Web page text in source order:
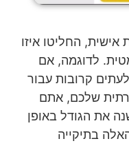
אישית, החליטו איזו
לדוגמה, אם
קרובות עבור
שלכם, אתם
את הגודל באופן
בתיקייה